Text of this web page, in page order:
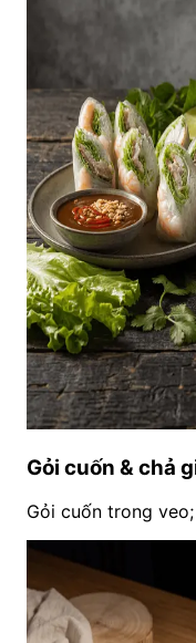
Gỏi cuốn & chả
Gỏi cuốn trong